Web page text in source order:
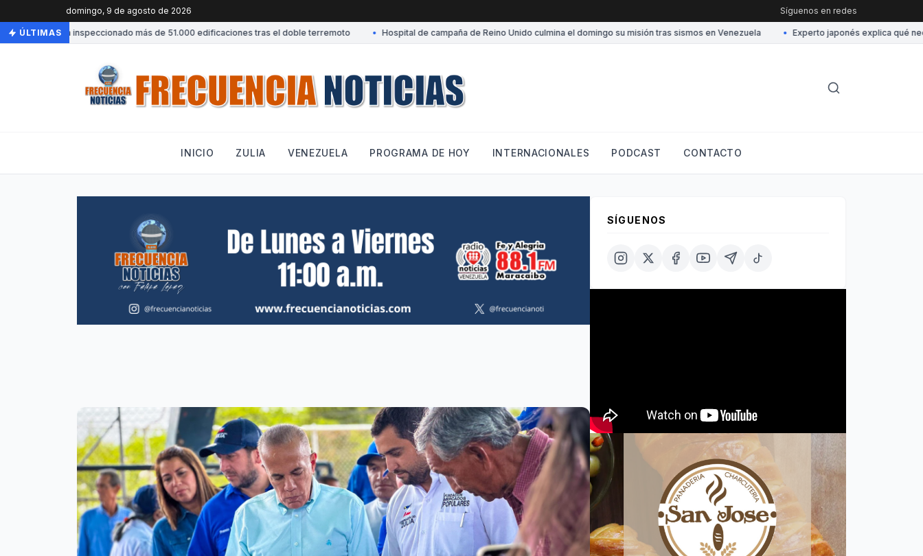
domingo, 9 de agosto de 2026 Síguenos en redes
ÚLTIMASha inspeccionado más de 51.000 edificaciones tras el doble terremoto Hospital de campaña de Reino Unido culmina el domingo su misión tras sismos en Venezuela Experto japonés explica qué
INICIO ZULIA VENEZUELA PROGRAMA DE HOY INTERNACIONALES PODCAST CONTACTO
SÍGUENOS